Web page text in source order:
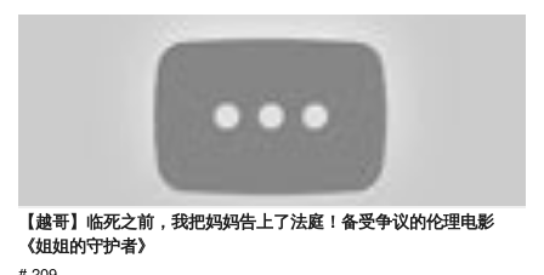
【越哥】临死之前，我把妈妈告上了法庭！备受争议的伦理电影
《姐姐的守护者》